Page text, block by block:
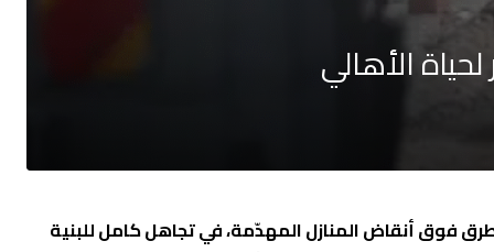
الأهالي
فوق أنقاض المنازل المهدّمة، في تجاهل كامل للبنية